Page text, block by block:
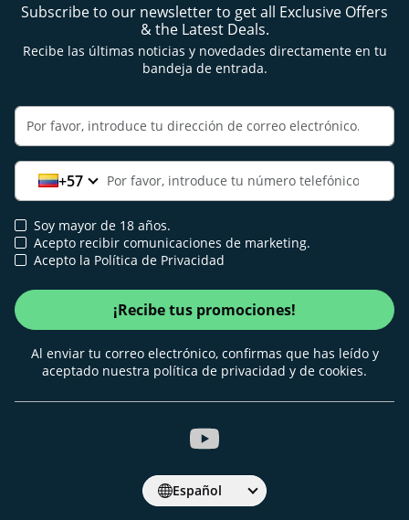
Subscribe to our newsletter to get all Exclusive Offers
& the Latest Deals.
Recibe las últimas noticias y novedades directamente en tu
bandeja de entrada.
+57
Soy mayor de 18 años.
Acepto recibir comunicaciones de marketing.
Acepto la Política de Privacidad
¡Recibe tus promociones!
Al enviar tu correo electrónico, confirmas que has leído y
aceptado nuestra política de privacidad y de cookies.
Español